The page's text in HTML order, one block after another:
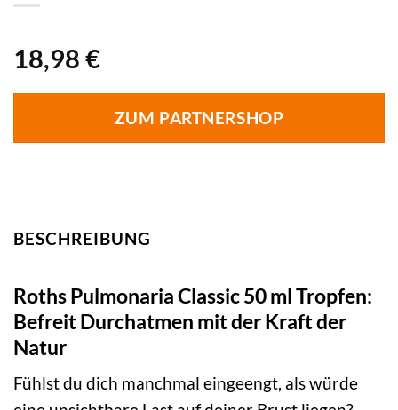
18,98 €
ZUM PARTNERSHOP
BESCHREIBUNG
Roths Pulmonaria Classic 50 ml Tropfen:
Befreit Durchatmen mit der Kraft der
Natur
Fühlst du dich manchmal eingeengt, als würde